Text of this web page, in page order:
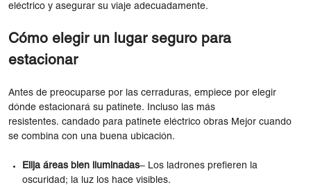
eléctrico y asegurar su viaje adecuadamente.
Cómo elegir un lugar seguro para
estacionar
Antes de preocuparse por las cerraduras, empiece por elegir
dónde estacionará su patinete. Incluso las más
resistentes. candado para patinete eléctrico obras Mejor cuando
se combina con una buena ubicación.
Elija áreas bien iluminadas– Los ladrones prefieren la
oscuridad; la luz los hace visibles.